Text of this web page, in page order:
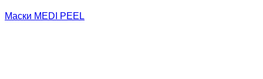
Маски MEDI PEEL